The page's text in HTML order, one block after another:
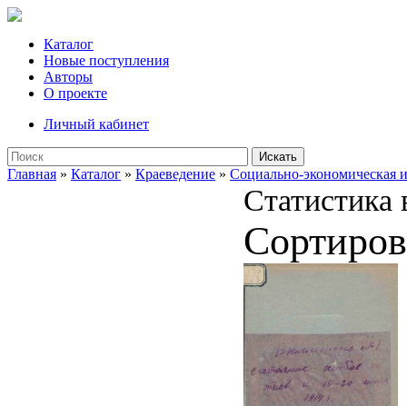
Каталог
Новые поступления
Авторы
О проекте
Личный кабинет
Искать
Главная » Каталог » Краеведение » Социально-экономическая
Статистика